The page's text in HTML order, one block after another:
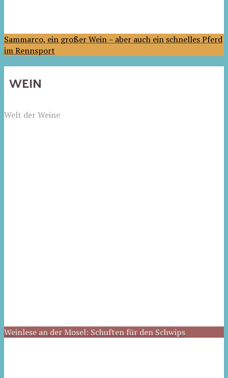
Sammarco, ein großer Wein – aber auch ein schnelles Pferd
im Rennsport
WEIN
Welt der Weine
Weinlese an der Mosel: Schuften für den Schwips